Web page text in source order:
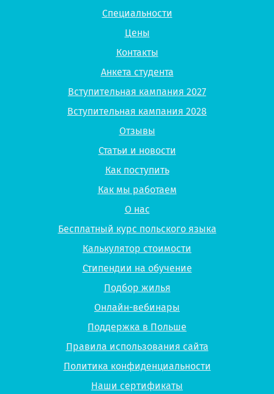
Специальности
Цены
Контакты
Анкета студента
Вступительная кампания 2027
Вступительная кампания 2028
Отзывы
Статьи и новости
Как поступить
Как мы работаем
О нас
Бесплатный курс польского языка
Калькулятор стоимости
Стипендии на обучение
Подбор жилья
Онлайн-вебинары
Поддержка в Польше
Правила использования сайта
Политика конфиденциальности
Наши сертификаты